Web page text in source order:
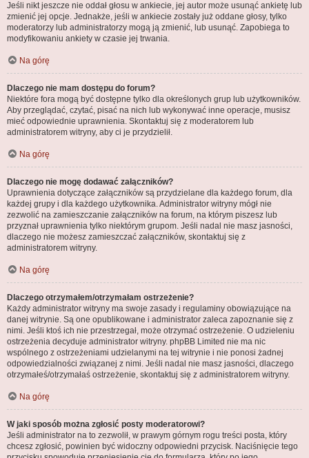
Jeśli nikt jeszcze nie oddał głosu w ankiecie, jej autor może usunąć ankietę lub
zmienić jej opcje. Jednakże, jeśli w ankiecie zostały już oddane głosy, tylko
moderatorzy lub administratorzy mogą ją zmienić, lub usunąć. Zapobiega to
modyfikowaniu ankiety w czasie jej trwania.
Na górę
Dlaczego nie mam dostępu do forum?
Niektóre fora mogą być dostępne tylko dla określonych grup lub użytkowników.
Aby przeglądać, czytać, pisać na nich lub wykonywać inne operacje, musisz
mieć odpowiednie uprawnienia. Skontaktuj się z moderatorem lub
administratorem witryny, aby ci je przydzielił.
Na górę
Dlaczego nie mogę dodawać załączników?
Uprawnienia dotyczące załączników są przydzielane dla każdego forum, dla
każdej grupy i dla każdego użytkownika. Administrator witryny mógł nie
zezwolić na zamieszczanie załączników na forum, na którym piszesz lub
przyznał uprawnienia tylko niektórym grupom. Jeśli nadal nie masz jasności,
dlaczego nie możesz zamieszczać załączników, skontaktuj się z
administratorem witryny.
Na górę
Dlaczego otrzymałem/otrzymałam ostrzeżenie?
Każdy administrator witryny ma swoje zasady i regulaminy obowiązujące na
danej witrynie. Są one opublikowane i administrator zaleca zapoznanie się z
nimi. Jeśli ktoś ich nie przestrzegał, może otrzymać ostrzeżenie. O udzieleniu
ostrzeżenia decyduje administrator witryny. phpBB Limited nie ma nic
wspólnego z ostrzeżeniami udzielanymi na tej witrynie i nie ponosi żadnej
odpowiedzialności związanej z nimi. Jeśli nadal nie masz jasności, dlaczego
otrzymałeś/otrzymałaś ostrzeżenie, skontaktuj się z administratorem witryny.
Na górę
W jaki sposób można zgłosić posty moderatorowi?
Jeśli administrator na to zezwolił, w prawym górnym rogu treści posta, który
chcesz zgłosić, powinien być widoczny odpowiedni przycisk. Naciśnięcie tego